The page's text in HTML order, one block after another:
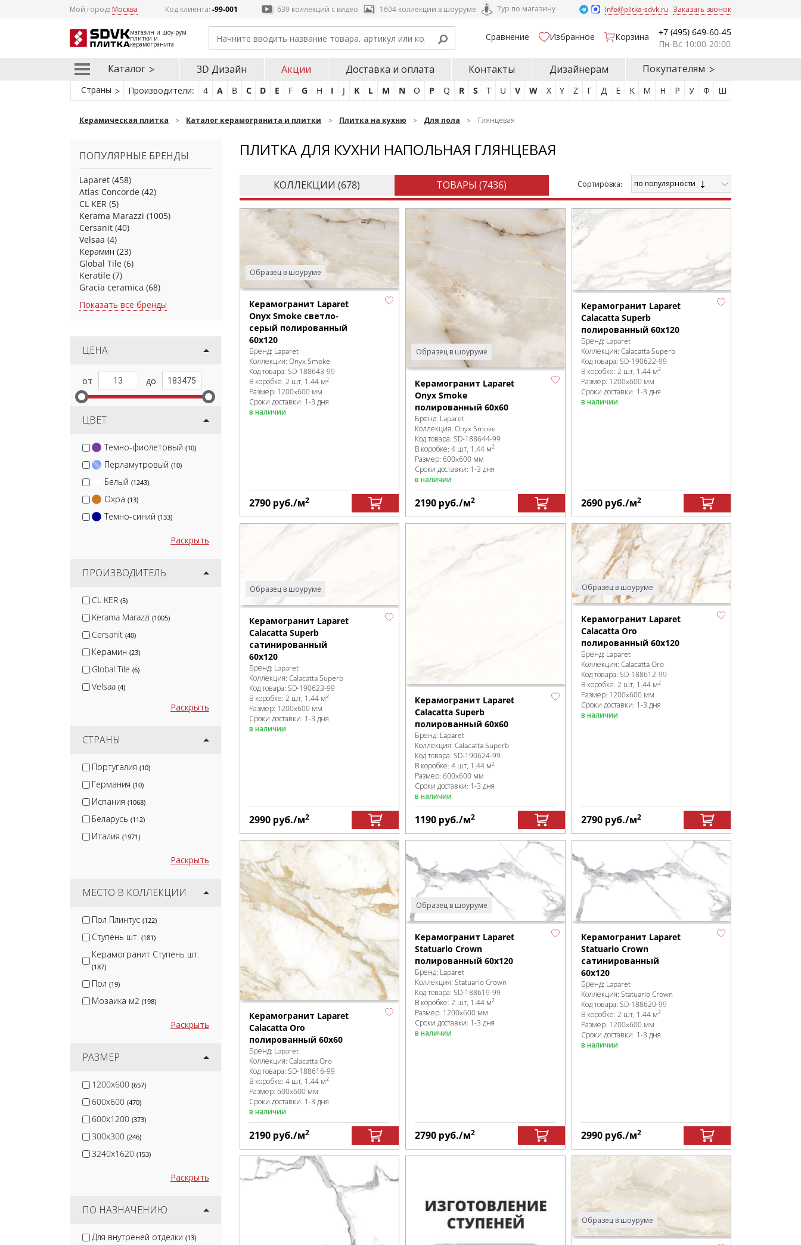
Мой город: Москва Код клиента:-99-001 639 коллекций с видео 1604 коллекции в шоуруме Тур по магазину info@plitka-sdvk.ru Заказать звонок
магазин и шоу-рум
плитки и
керамогранита
Сравнение Избранное Корзина
+7 (495) 649-60-45
Пн-Вс 10:00-20:00
Каталог 3D Дизайн Акции Доставка и оплата Контакты Дизайнерам Покупателям
Страны Производители: 4 A B C D E F G H I J K L M N O P Q R S T U V W X Y Z Г Д Е К М Н Р У Ф Ш
Керамическая плитка Каталог керамогранита и плитки Плитка на кухню Для пола Глянцевая
ПОПУЛЯРНЫЕ БРЕНДЫ
Laparet (458)
Atlas Concorde (42)
CL KER (5)
Kerama Marazzi (1005)
Cersanit (40)
Velsaa (4)
Керамин (23)
Global Tile (6)
Keratile (7)
Gracia ceramica (68)
Показать все бренды
ЦЕНА
ЦВЕТ
Темно-фиолетовый (10)
Перламутровый (10)
Белый (1243)
Охра (13)
Темно-синий (133)
Раскрыть
ПРОИЗВОДИТЕЛЬ
CL KER (5)
Kerama Marazzi (1005)
Cersanit (40)
Керамин (23)
Global Tile (6)
Velsaa (4)
Monopole
Lb-Ceramics(40)
Ceramica Classic
Раскрыть
СТРАНЫ
Португалия (10)
Германия (10)
Испания (1068)
Беларусь (112)
Италия (1971)
Раскрыть
МЕСТО В КОЛЛЕКЦИИ
Пол Плинтус (122)
Ступень шт. (181)
Керамогранит Ступень шт.
(187)
Пол (19)
Мозаика м2 (198)
Раскрыть
РАЗМЕР
1200x600 (657)
600x600 (470)
600x1200 (373)
300x300 (246)
3240x1620 (153)
Раскрыть
ПО НАЗНАЧЕНИЮ
Для внутреней отделки (13)
ПЛИТКА ДЛЯ КУХНИ НАПОЛЬНАЯ ГЛЯНЦЕВАЯ
КОЛЛЕКЦИИ (678) ТОВАРЫ (7436) Cортировка: по популярности
Образец в шоуруме
Керамогранит Laparet
Onyx Smoke светло-
серый полированный
60x120
Бренд: Laparet
Коллекция: Onyx Smoke
Код товара: SD-188643-99
В коробке: 2 шт, 1.44 м2
Размер: 1200x600 мм
Сроки доставки: 1-3 дня
в наличии
2790 руб./м2
Образец в шоуруме
Керамогранит Laparet
Onyx Smoke
полированный 60x60
Бренд: Laparet
Коллекция:Onyx Smoke
Код товара:SD-188644-99
В коробке:4 шт, 1.44 м2
Размер:600x600 мм
Сроки доставки: 1-3 дня
в наличии
2190 руб./м2
Керамогранит Laparet
Calacatta Superb
полированный 60x120
Бренд: Laparet
Коллекция: Calacatta Superb
Код товара: SD-190622-99
В коробке: 2 шт, 1.44 м2
Размер: 1200x600 мм
Сроки доставки: 1-3 дня
в наличии
2690 руб./м2
Образец в шоуруме
Керамогранит Laparet
Calacatta Superb
сатинированный
60x120
Бренд: Laparet
Коллекция: Calacatta Superb
Код товара: SD-190623-99
В коробке: 2 шт, 1.44 м2
Размер: 1200x600 мм
Сроки доставки: 1-3 дня
в наличии
2990 руб./м2
Керамогранит Laparet
Calacatta Superb
полированный 60x60
Бренд: Laparet
Коллекция:Calacatta Superb
Код товара:SD-190624-99
В коробке:4 шт, 1.44 м2
Размер:600x600 мм
Сроки доставки: 1-3 дня
в наличии
1190 руб./м2
Образец в шоуруме
Керамогранит Laparet
Calacatta Oro
полированный 60x120
Бренд: Laparet
Коллекция: Calacatta Oro
Код товара: SD-188612-99
В коробке: 2 шт, 1.44 м2
Размер: 1200x600 мм
Сроки доставки: 1-3 дня
в наличии
2790 руб./м2
Керамогранит Laparet
Calacatta Oro
полированный 60x60
Бренд: Laparet
Коллекция: Calacatta Oro
Код товара: SD-188616-99
В коробке: 4 шт, 1.44 м2
Размер: 600x600 мм
Сроки доставки: 1-3 дня
в наличии
2190 руб./м2
Образец в шоуруме
Керамогранит Laparet
Statuario Crown
полированный 60x120
Бренд: Laparet
Коллекция:Statuario Crown
Код товара:SD-188619-99
В коробке:2 шт, 1.44 м2
Размер: 1200x600 мм
Сроки доставки: 1-3 дня
в наличии
2790 руб./м2
Керамогранит Laparet
Statuario Crown
сатинированный
60x120
Бренд: Laparet
Коллекция: Statuario Crown
Код товара: SD-188620-99
В коробке: 2 шт, 1.44 м2
Размер: 1200x600 мм
Сроки доставки: 1-3 дня
в наличии
2990 руб./м2
Образец в шоуруме